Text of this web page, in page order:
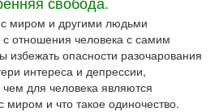
миром и другими людьми
отношения человека с самим
избежать опасности разочарования
интереса и депрессии,
для человека являются
миром и что такое одиночество.